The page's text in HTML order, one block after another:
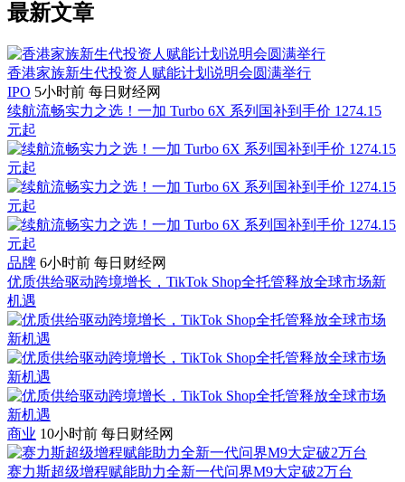
最新文章
香港家族新生代投资人赋能计划说明会圆满举行
IPO 5小时前 每日财经网
续航流畅实力之选！一加 Turbo 6X 系列国补到手价 1274.15
元起
品牌 6小时前 每日财经网
优质供给驱动跨境增长，TikTok Shop全托管释放全球市场新
机遇
商业 10小时前 每日财经网
赛力斯超级增程赋能助力全新一代问界M9大定破2万台